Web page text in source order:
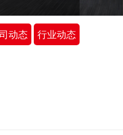
动态 行业动态